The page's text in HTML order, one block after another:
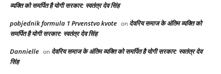
व्यक्ति को समर्पित है योगी सरकार: स्वतंत्र देव सिंह
pobjednik formula 1 Prvenstvo kvote on देवरिय समाज के अंतिम व्यक्ति को
समर्पित है योगी सरकार: स्वतंत्र देव सिंह
Dannielle on देवरिय समाज के अंतिम व्यक्ति को समर्पित है योगी सरकार: स्वतंत्र देव
सिंह